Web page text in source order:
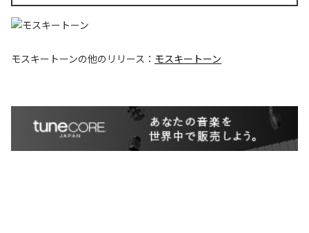
モスキートーンの他のリリース： モスキートーン